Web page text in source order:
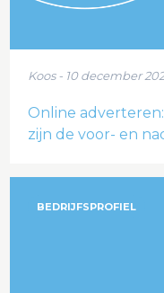
Koos - 10 december
Online
zijn de voor- en
BEDRIJFSPROFIEL